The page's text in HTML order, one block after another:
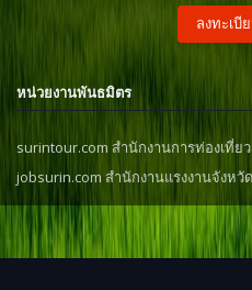
ลงทะเบี
หน่วยงานพันธมิตร
surintour.com สำนักงานการท่องเที่
jobsurin.com สำนักงานแรงงานจังหวั